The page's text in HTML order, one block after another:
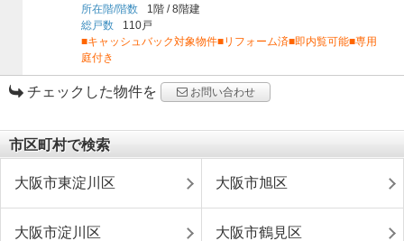
所在階/階数 1階 /8階建
総戸数
110戸
■キャッシュバック対象物件■リフォーム済■即内覧可能■専用
庭付き
チェックした物件を お問い合わせ
市区町村で検索
大阪市東淀川区 大阪市旭区
大阪市淀川区 大阪市鶴見区